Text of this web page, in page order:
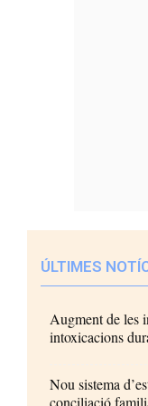
ÚLTIMES
Augment de les
intoxicacions
Nou sistema
conciliació